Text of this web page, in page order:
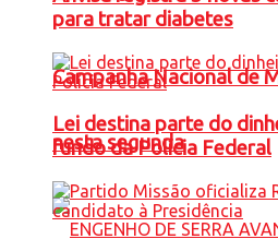
Campanha Nacional de
nesta segunda
para tratar diabetes
Lei destina parte do
fundo da Polícia Federal